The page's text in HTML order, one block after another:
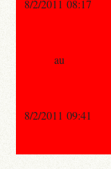
8/2/2011 08:17
au
8/2/2011 09:41